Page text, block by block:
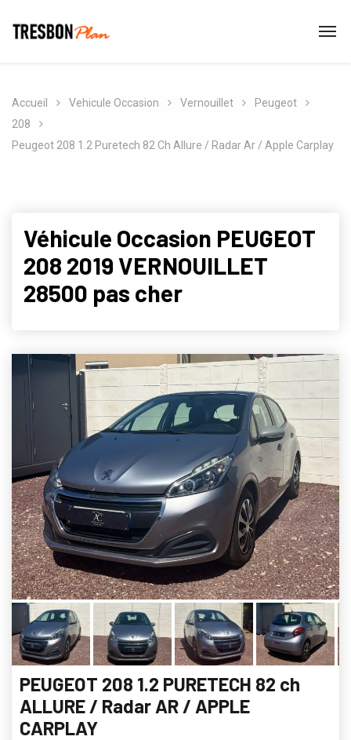
Accueil Vehicule Occasion Vernouillet
Peugeot
208
Peugeot 208 1.2 Puretech 82 Ch Allure / Radar Ar / Apple Carplay
Véhicule Occasion PEUGEOT
208 2019 VERNOUILLET
28500 pas cher
PEUGEOT 208 1.2 PURETECH 82 ch
ALLURE / Radar AR / APPLE
CARPLAY